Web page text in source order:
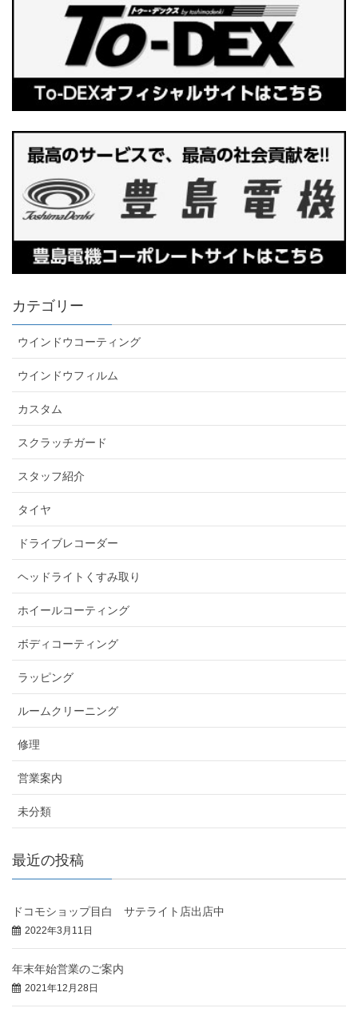
カテゴリー
ウインドウコーティング
ウインドウフィルム
カスタム
スクラッチガード
スタッフ紹介
タイヤ
ドライブレコーダー
ヘッドライトくすみ取り
ホイールコーティング
ボディコーティング
ラッピング
ルームクリーニング
修理
営業案内
未分類
最近の投稿
ドコモショップ目白 サテライト店出店中
2022年3月11日
年末年始営業のご案内
2021年12月28日